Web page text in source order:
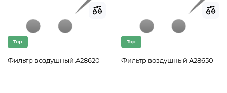
Top
Фильтр воздушный A28620
Top
Фильтр воздушный A28650